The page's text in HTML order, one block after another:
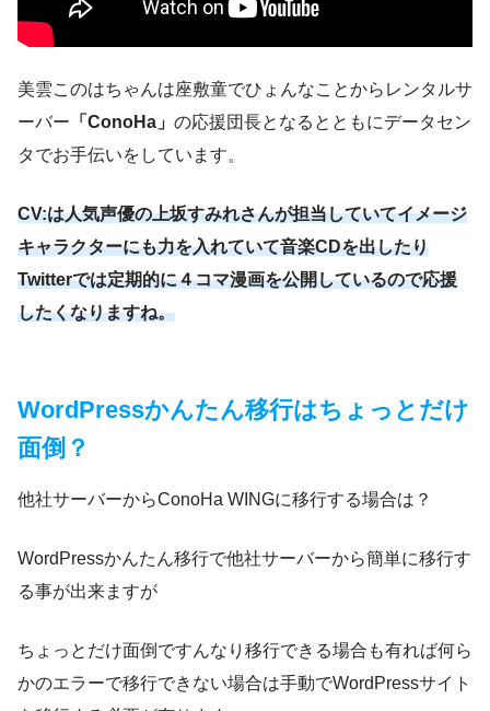
美雲このはちゃんは座敷童でひょんなことからレンタルサ
ーバー 「ConoHa」 の応援団長となるとともにデータセン
タでお手伝いをしています。
CV:は人気声優の上坂すみれさんが担当していてイメージ
キャラクターにも力を入れていて音楽CDを出したり
Twitterでは定期的に４コマ漫画を公開しているので応援
したくなりますね。
WordPressかんたん移行はちょっとだけ
面倒？
他社サーバーからConoHa WINGに移行する場合は？
WordPressかんたん移行で他社サーバーから簡単に移行す
る事が出来ますが
ちょっとだけ面倒ですんなり移行できる場合も有れば何ら
かのエラーで移行できない場合は手動でWordPressサイト